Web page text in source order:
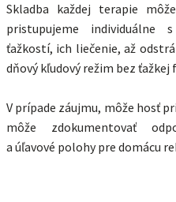
Skladba každej terapie
pristupujeme individuálne
ťažkostí, ich liečenie, až
dňový kľudový režim bez
V prípade záujmu, môže hosť
môže zdokumentovať
a úľavové polohy pre domácu